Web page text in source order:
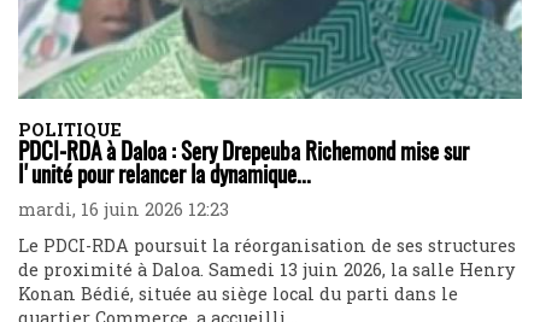
POLITIQUE
PDCI-RDA à Daloa : Sery Drepeuba Richemond mise sur
l'unité pour relancer la dynamique...
mardi, 16 juin 2026 12:23
Le PDCI-RDA poursuit la réorganisation de ses structures
de proximité à Daloa. Samedi 13 juin 2026, la salle Henry
Konan Bédié, située au siège local du parti dans le
quartier Commerce, a accueilli...